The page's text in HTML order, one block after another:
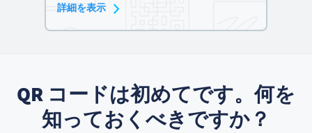
詳細を表示
QR コードは初めてです。何を
知っておくべきですか？